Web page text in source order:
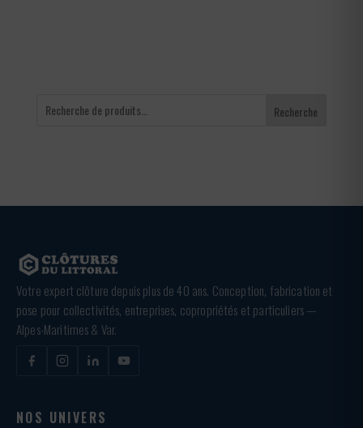
Recherche
Votre expert clôture depuis plus de 40 ans. Conception, fabrication et
pose pour collectivités, entreprises, copropriétés et particuliers —
Alpes-Maritimes & Var.
NOS UNIVERS